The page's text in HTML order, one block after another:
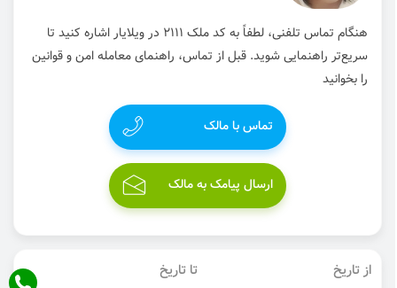
هنگام تماس تلفنی، لطفاً به کد ملک 2111 در ویلایار اشاره کنید تا
سریع‌تر راهنمایی شوید. قبل از تماس، راهنمای معامله امن و قوانین
را بخوانید
تماس با مالک
ارسال پیامک به مالک
از تاریخ تا تاریخ